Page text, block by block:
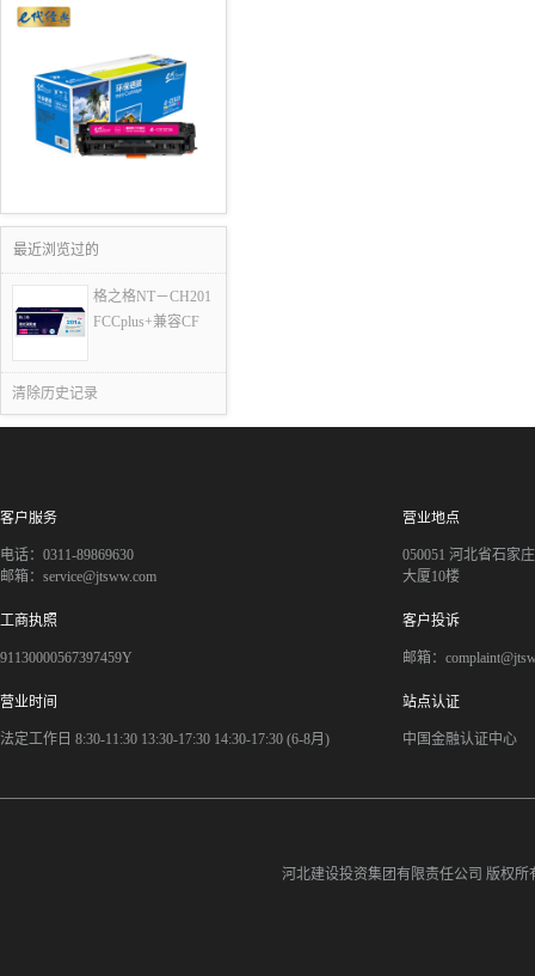
最近浏览过的
格之格NT－CH201
FCCplus+兼容CF
清除历史记录
客户服务
电话：0311-89869630
邮箱：service@jtsww.com
营业地点
050051 河北省石家
大厦10楼
工商执照
91130000567397459Y
客户投诉
邮箱：
营业时间
法定工作日 8:30-11:30 13:30-17:30 14:30-17:30 (6-8月)
站点认证
中国金融认证中心
河北建设投资集团有限责任公司 版权所